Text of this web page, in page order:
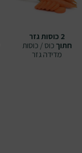
2 כוסות גזר
חתוךכוס / כוסות
מדידהגזר